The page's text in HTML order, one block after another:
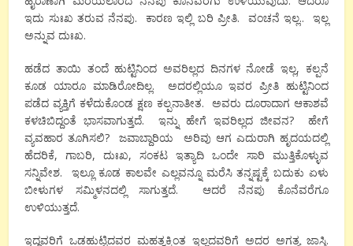
ಇದು ಸುಃಖ ತರುವ ನೆನಪು. ಕಾರಣ ಇಲ್ಲಿ ಬರಿ ಪ್ರೀತಿ. ವಂಚನೆ ಇಲ್ಲ.. ಇಲ್ಲ
ಅನ್ನುವ ದುಃಖ.
ಹಡೆದ ತಾಯಿ ತಂದೆ ಹುಟ್ಟಿನಿಂದ ಅವರಿಲ್ಲದ ದಿನಗಳ ನೋಡೆ ಇಲ್ಲ, ಕಲ್ಪನೆ
ಕೂಡ ಯಾರೂ ಮಾಡಿರೋದಿಲ್ಲ. ಅದರಲ್ಲಿಯೂ ಇವರ ಪ್ರೀತಿ ಹುಟ್ಟಿನಿಂದ
ಪಡೆದ ವ್ಯಕ್ತಿಗೆ ಕಳೆದುಕೊಂಡ ಕ್ಷಣ ಕಲ್ಪನಾತೀತ. ಅವರು ದೂರಾದಾಗ ಆಕಾಶವೆ
ಕಳಚಿಬಿದ್ದಂತೆ ಭಾಸವಾಗುತ್ತದೆ. ಇನ್ನು ಹೇಗೆ ಇವರಿಲ್ಲದ ಜೀವನ? ಹೇಗೆ
ವ್ಯವಹಾರ ತೂಗಿಸಲಿ? ಜವಾಬ್ದಾರಿಯ ಅರಿವು ಆಗ ಎದುರಾಗಿ ಹೃದಯದಲ್ಲಿ
ಹೆದರಿಕೆ, ಗಾಬರಿ, ದುಃಖ, ಸಂಕಟ ಇತ್ಯಾದಿ ಒಂದೇ ಸಾರಿ ಮುತ್ತಿಕೊಳ್ಳುವ
ಸನ್ನಿವೇಶ. ಇಲ್ಲೂ ಕೂಡ ಕಾಲವೇ ಎಲ್ಲವನ್ನೂ ಮರೆಸಿ ತನ್ನಷ್ಟಕ್ಕೆ ಬದುಕು ಏಳು
ಬೀಳುಗಳ ಸಮ್ಮಿಳನದಲ್ಲಿ ಸಾಗುತ್ತದೆ. ಆದರೆ ನೆನಪು ಕೊನೆವರೆಗೂ
ಉಳಿಯುತ್ತದೆ.
ಇದ್ದವರಿಗೆ ಒಡಹುಟ್ಟಿದವರ ಮಹತ್ವಕ್ಕಿಂತ ಇಲ್ಲದವರಿಗೆ ಅದರ ಅಗತ್ಯ ಜಾಸ್ತಿ.